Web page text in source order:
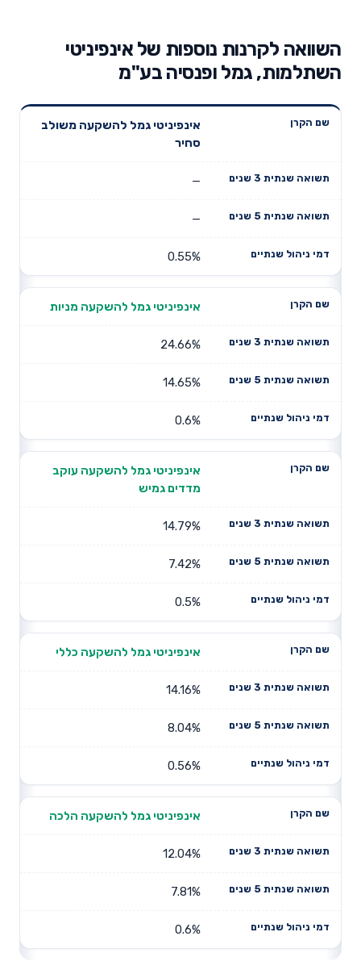
השוואה לקרנות נוספות של אינפיניטי
השתלמות, גמל ופנסיה בע"מ
שנתית 3
תשואה
דמי ניהול
אינפיניטי גמל להשקעה משולב
סחיר
—
—
0.55%
אינפיניטי גמל להשקעה מניות
24.66%
14.65%
0.6%
אינפיניטי גמל להשקעה עוקב
מדדים גמיש
14.79%
7.42%
0.5%
אינפיניטי גמל להשקעה כללי
14.16%
8.04%
0.56%
אינפיניטי גמל להשקעה הלכה
12.04%
7.81%
0.6%